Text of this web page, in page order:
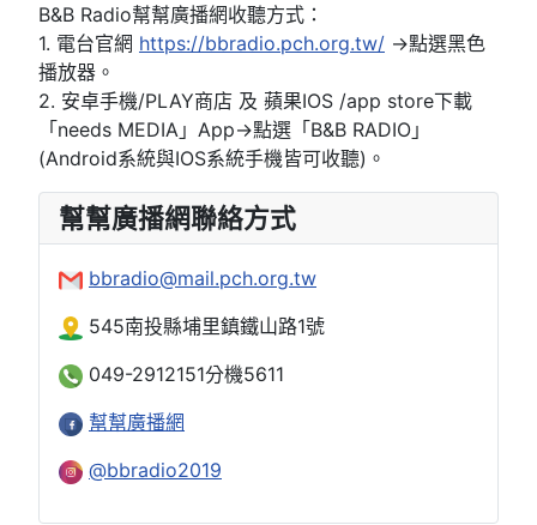
B&B Radio幫幫廣播網收聽方式：
1. 電台官網 https://bbradio.pch.org.tw/ →點選黑色
播放器。
2. 安卓手機/PLAY商店 及 蘋果IOS /app store下載
「needs MEDIA」App→點選「B&B RADIO」
(Android系統與IOS系統手機皆可收聽)。
幫幫廣播網聯絡方式
bbradio@mail.pch.org.tw
545南投縣埔里鎮鐵山路1號
049-2912151分機5611
幫幫廣播網
@bbradio2019